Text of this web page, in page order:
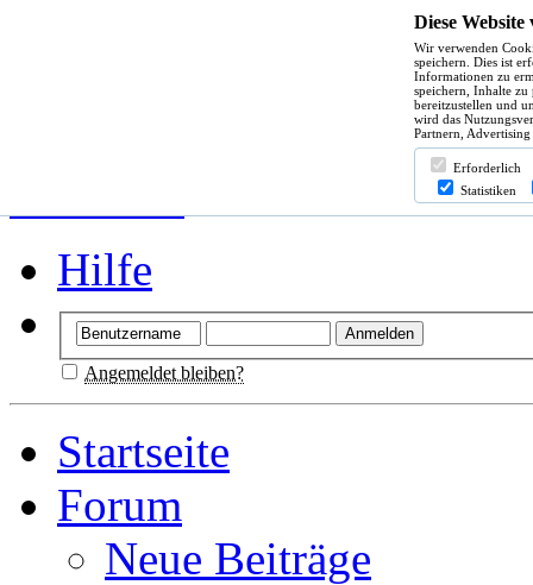
Hilfe
Angemeldet bleiben?
Startseite
Forum
Neue Beiträge
Diese
Wir verwenden
speichern. Dies ist
Informationen zu
speichern, Inhalte
bereitzustellen und
wird das
Partnern,
Erforderlich
Statistiken